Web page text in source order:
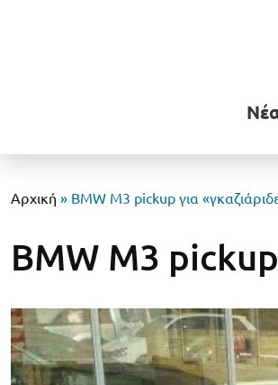
Αρχική » BMW M3 pickup για
BMW M3 pickup